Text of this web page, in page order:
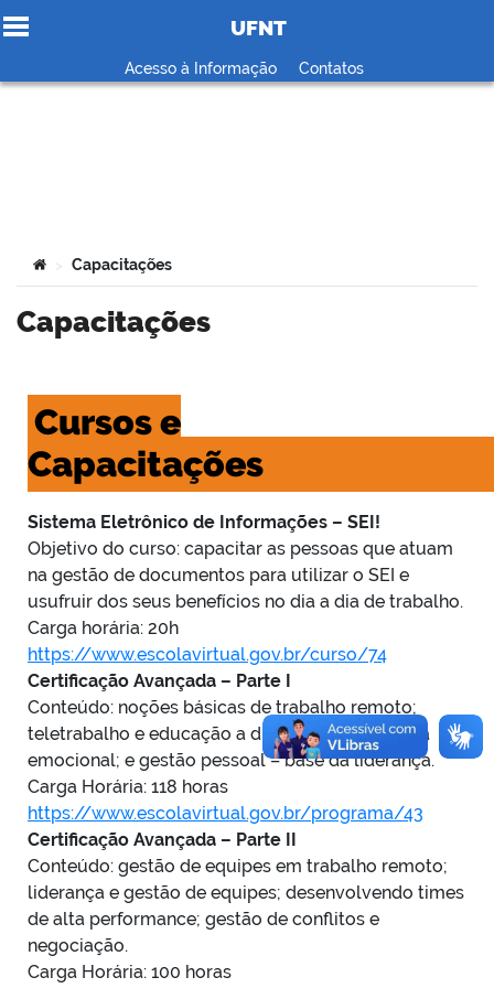
Ir para o conteúdo
UFNT
Acesso à Informação Contatos
Você está aqui:
> Capacitações
Capacitações
Cursos e
Capacitações
Sistema Eletrônico de Informações – SEI!
Objetivo do curso: capacitar as pessoas que atuam
na gestão de documentos para utilizar o SEI e
usufruir dos seus benefícios no dia a dia de trabalho.
Carga horária: 20h
https://www.escolavirtual.gov.br/curso/74
Certificação Avançada – Parte I
Conteúdo: noções básicas de trabalho remoto;
teletrabalho e educação a distância; inteligência
emocional; e gestão pessoal – base da liderança.
Carga Horária: 118 horas
https://www.escolavirtual.gov.br/programa/43
Certificação Avançada – Parte II
Conteúdo: gestão de equipes em trabalho remoto;
liderança e gestão de equipes; desenvolvendo times
de alta performance; gestão de conflitos e
negociação.
Carga Horária: 100 horas